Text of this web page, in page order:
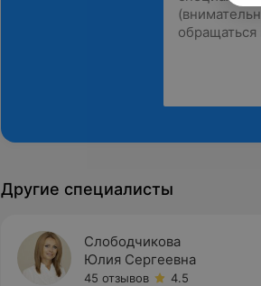
Другие специалисты
Слободчикова
Юлия Сергеевна
45 отзывов
4.5